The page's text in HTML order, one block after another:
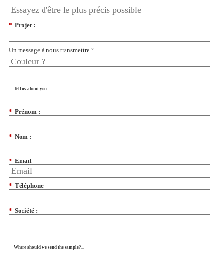
* Projet :
Un message à nous transmettre ?
Tell us about you...
* Prénom :
* Nom :
* Email
* Téléphone
* Société :
Where should we send the sample?...